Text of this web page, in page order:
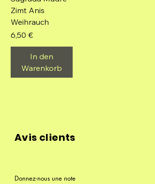
Zimt Anis
Weihrauch
Preis
6,50 €
In den
Warenkorb
Avis clients
Donnez-nous une note